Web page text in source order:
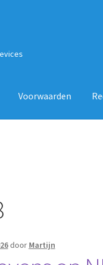
Voorwaarden
door Martijn